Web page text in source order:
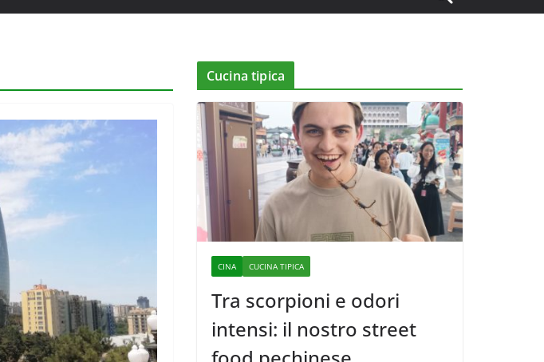
Cucina tipica
CINA CUCINA TIPICA
Tra scorpioni e odori
intensi: il nostro street